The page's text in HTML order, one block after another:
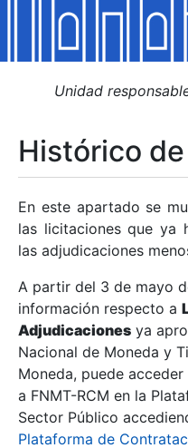
Mostrar/Ocultar
Mostrar/Ocultar
Mostrar/Ocultar
Mostrar/Ocultar
Mostrar/Ocultar
Unidad
Histórico
En este apartado se
las licitaciones que ya
las adjudicaciones
A partir del 3 de mayo
información respecto a
Adjudicaciones ya
Nacional de Moneda y
Moneda, puede
a FNMT-RCM en la
Sector Público
Plataforma de